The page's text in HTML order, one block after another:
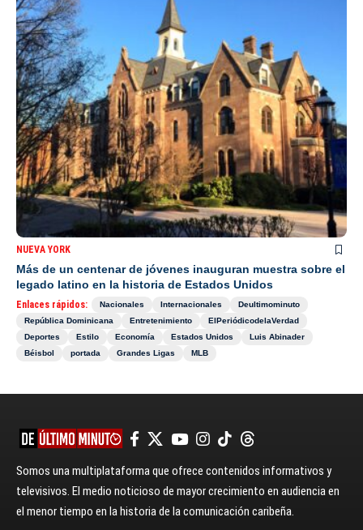
NUEVA YORK
Más de un centenar de jóvenes inauguran muestra sobre el
legado latino en la historia de Estados Unidos
Enlaces rápidos: Nacionales Internacionales
Deultimominuto
República Dominicana
Entretenimiento
ElPeriódicodelaVerdad
Deportes
Estilo Economía Estados Unidos
Luis Abinader
Béisbol
portada Grandes Ligas MLB
Somos una multiplataforma que ofrece contenidos informativos y
televisivos. El medio noticioso de mayor crecimiento en audiencia en
el menor tiempo en la historia de la comunicación caribeña.